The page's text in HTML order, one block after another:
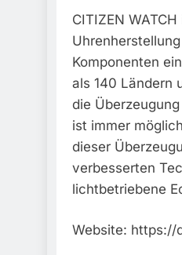
CITIZEN
Komponenten
als 140 Ländern
die
ist immer
dieser
verbesserten
lichtbetriebene
Website: https://